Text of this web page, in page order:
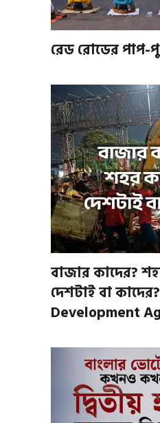
রেড রোডের পাপ-
বাজার কাদের?
দেশটাই বা
Development